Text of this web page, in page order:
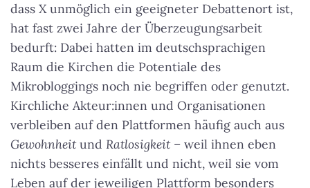
dass X unmöglich ein geeigneter Debattenort ist,
hat fast zwei Jahre der Überzeugungsarbeit
bedurft: Dabei hatten im deutschsprachigen
Raum die Kirchen die Potentiale des
Mikrobloggings noch nie begriffen oder genutzt.
Kirchliche Akteur:innen und Organisationen
verbleiben auf den Plattformen häufig auch aus
Gewohnheitund Ratlosigkeit– weil ihnen eben
nichts besseres einfällt und nicht, weil sie vom
Leben auf der jeweiligen Plattform besonders